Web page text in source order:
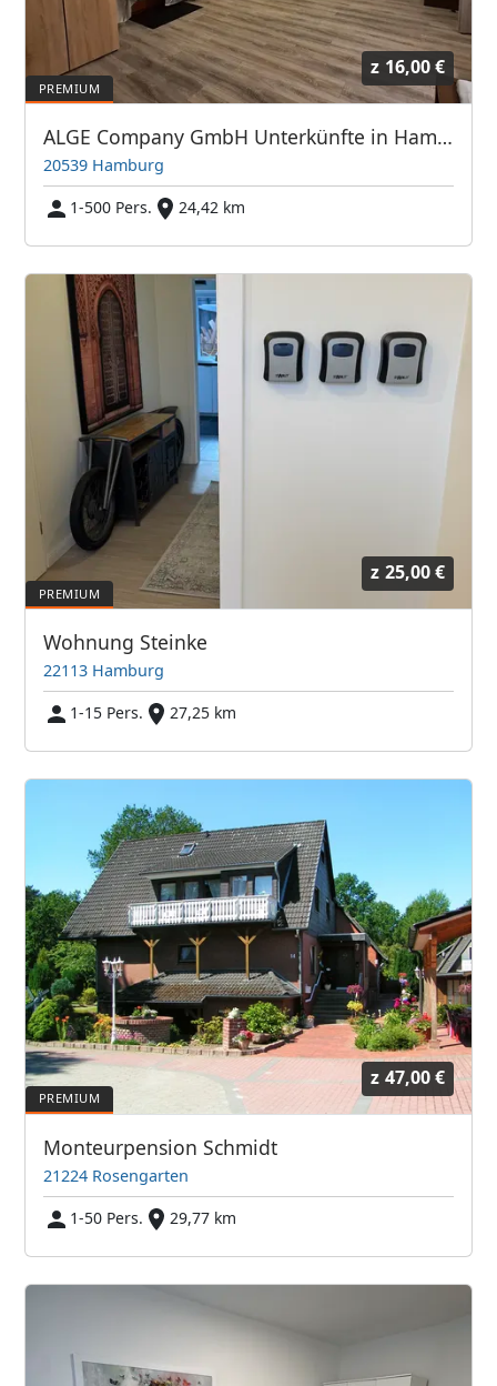
z 16,00 €
ALGE Company GmbH Unterkünfte in Hamburg, Buxtehude, Stade, Lübeck
20539 Hamburg
1-500 Pers.
24,42 km
z 25,00 €
Wohnung Steinke
22113 Hamburg
1-15 Pers.
27,25 km
z 47,00 €
Monteurpension Schmidt
21224 Rosengarten
1-50 Pers.
29,77 km